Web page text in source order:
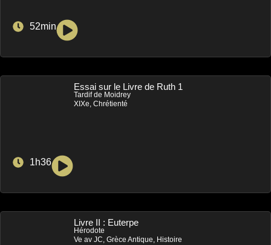
52min
Essai sur le Livre de Ruth 1
Tardif de Moidrey
XIXe, Chrétienté
1h36
Livre II : Euterpe
Hérodote
Ve av JC, Grèce Antique, Histoire